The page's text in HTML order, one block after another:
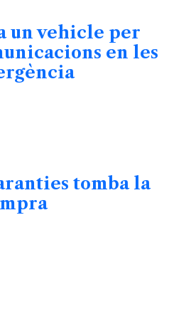
un vehicle per
en les
tomba la